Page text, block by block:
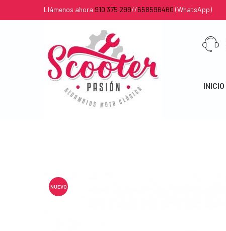
Llámenos ahora 910 375 299//658596460 (WhatsApp)
INICIO
NUEVO